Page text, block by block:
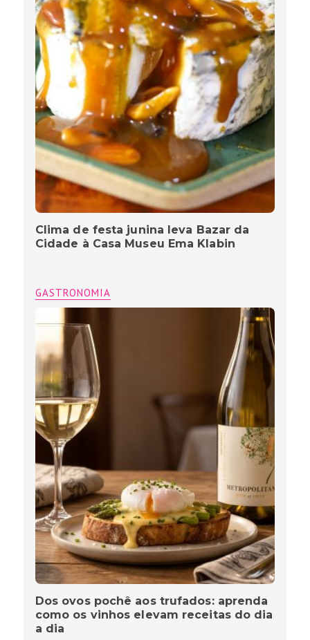
Clima de festa junina leva Bazar da
Cidade à Casa Museu Ema Klabin
GASTRONOMIA
Dos ovos pochê aos trufados: aprenda
como os vinhos elevam receitas do dia
a dia